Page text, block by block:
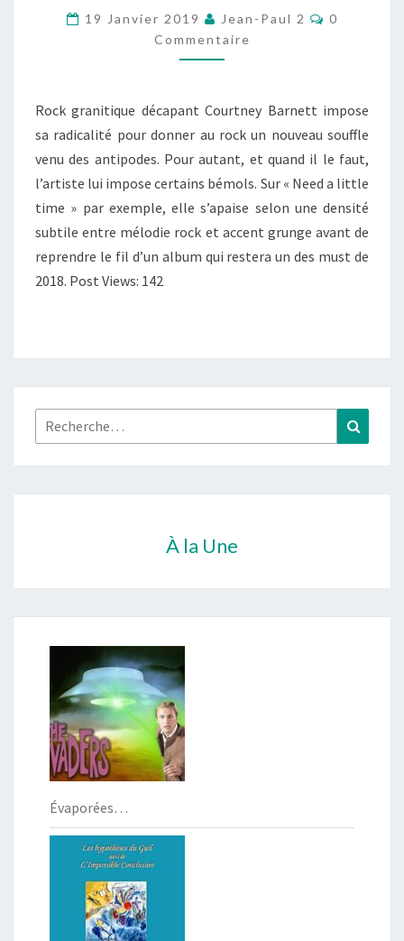
ME
HOW
YOU
FEEL
19 Janvier 2019 Jean-Paul 2
0
Commentaire
Rock granitique décapant Courtney Barnett impose
sa radicalité pour donner au rock un nouveau souffle
venu des antipodes. Pour autant, et quand il le faut,
l’artiste lui impose certains bémols. Sur « Need a little
time » par exemple, elle s’apaise selon une densité
subtile entre mélodie rock et accent grunge avant de
reprendre le fil d’un album qui restera un des must de
2018. Post Views: 142
Rechercher :
À la Une
Évaporées…